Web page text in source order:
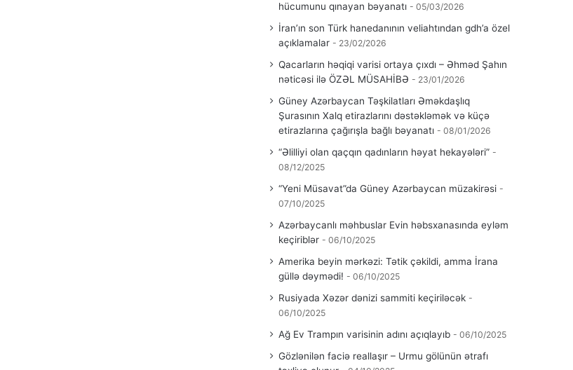
hücumunu qınayan bəyanatı
05/03/2026
İran’ın son Türk hanedanının veliahtından gdh’a özel
açıklamalar
23/02/2026
Qacarların həqiqi varisi ortaya çıxdı – Əhməd Şahın
nəticəsi ilə ÖZƏL MÜSAHİBƏ
23/01/2026
Güney Azərbaycan Təşkilatları Əməkdaşlıq
Şurasının Xalq etirazlarını dəstəkləmək və küçə
etirazlarına çağırışla bağlı bəyanatı
08/01/2026
“Əlilliyi olan qaçqın qadınların həyat hekayələri”
08/12/2025
“Yeni Müsavat”da Güney Azərbaycan müzakirəsi
07/10/2025
Azərbaycanlı məhbuslar Evin həbsxanasında eyləm
keçiriblər
06/10/2025
Amerika beyin mərkəzi: Tətik çəkildi, amma İrana
güllə dəymədi!
06/10/2025
Rusiyada Xəzər dənizi sammiti keçiriləcək
06/10/2025
Ağ Ev Trampın varisinin adını açıqlayıb 06/10/2025
Gözlənilən faciə reallaşır – Urmu gölünün ətrafı